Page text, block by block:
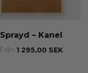
Sprayd – Kanel
Från 1 295,00 SEK